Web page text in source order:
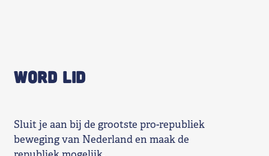
WORD LID
Sluit je aan bij de grootste pro-republiek
beweging van Nederland en maak de